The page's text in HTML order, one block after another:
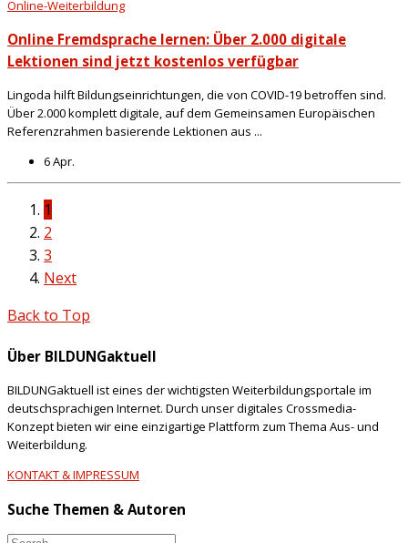
Online-Weiterbildung
Online Fremdsprache lernen: Über 2.000 digitale
Lektionen sind jetzt kostenlos verfügbar
Lingoda hilft Bildungseinrichtungen, die von COVID-19 betroffen sind.
Über 2.000 komplett digitale, auf dem Gemeinsamen Europäischen
Referenzrahmen basierende Lektionen aus ...
6 Apr.
1
2
3
Next
Back to Top
Über BILDUNGaktuell
BILDUNGaktuell ist eines der wichtigsten Weiterbildungsportale im
deutschsprachigen Internet. Durch unser digitales Crossmedia-
Konzept bieten wir eine einzigartige Plattform zum Thema Aus- und
Weiterbildung.
KONTAKT & IMPRESSUM
Suche Themen & Autoren